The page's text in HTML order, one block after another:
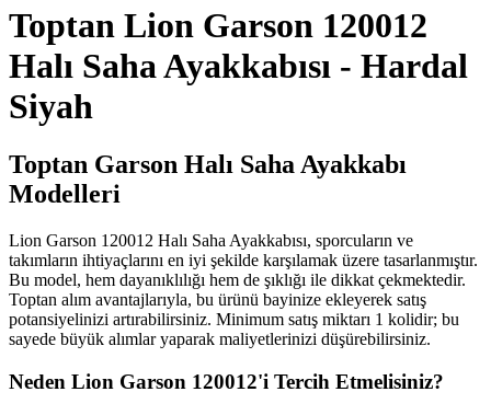
Toptan Lion Garson 120012
Halı Saha Ayakkabısı - Hardal
Siyah
Toptan Garson Halı Saha Ayakkabı
Modelleri
Lion Garson 120012 Halı Saha Ayakkabısı, sporcuların ve
takımların ihtiyaçlarını en iyi şekilde karşılamak üzere tasarlanmıştır.
Bu model, hem dayanıklılığı hem de şıklığı ile dikkat çekmektedir.
Toptan alım avantajlarıyla, bu ürünü bayinize ekleyerek satış
potansiyelinizi artırabilirsiniz. Minimum satış miktarı 1 kolidir; bu
sayede büyük alımlar yaparak maliyetlerinizi düşürebilirsiniz.
Neden Lion Garson 120012'i Tercih Etmelisiniz?